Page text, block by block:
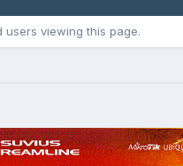
users viewing this page.